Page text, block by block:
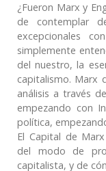
¿Fueron Marx y
de contemplar
excepcionales
simplemente
del nuestro, la
capitalismo. Marx
análisis a través
empezando con
política,
El Capital de
del modo de
capitalista, y de